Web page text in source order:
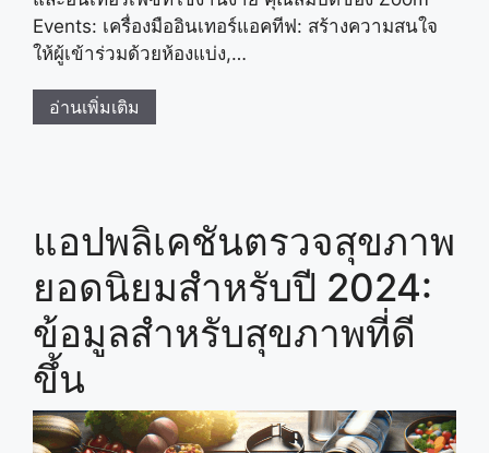
Events: เครื่องมืออินเทอร์แอคทีฟ: สร้างความสนใจ
ให้ผู้เข้าร่วมด้วยห้องแบ่ง,…
อ่านเพิ่มเติม
แอปพลิเคชันตรวจสุขภาพ
ยอดนิยมสำหรับปี 2024:
ข้อมูลสำหรับสุขภาพที่ดี
ขึ้น